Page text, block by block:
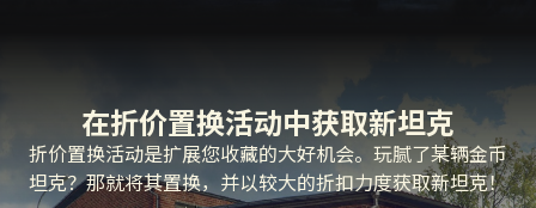
在折价置换活动中获取新坦克
折价置换活动是扩展您收藏的大好机会。玩腻了某辆金币
坦克？那就将其置换，并以较大的折扣力度获取新坦克！